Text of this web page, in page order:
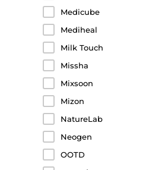
Medicube
Mediheal
Milk Touch
Missha
Mixsoon
Mizon
NatureLab
Neogen
OOTD